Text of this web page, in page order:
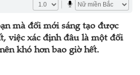
mà đổi mới sáng tạo được
việc xác định đâu là một đổi
khó hơn bao giờ hết.